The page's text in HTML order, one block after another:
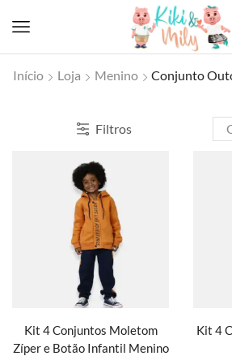
Início Loja Menino Conjunto
Filtros
Kit 4 Conjuntos Moletom
Zíper e Botão Infantil Menino
Kit 4